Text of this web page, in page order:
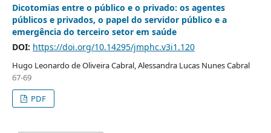
Dicotomias entre o público e o privado: os agentes
públicos e privados, o papel do servidor público e a
emergência do terceiro setor em saúde
DOI: https://doi.org/10.14295/jmphc.v3i1.120
Hugo Leonardo de Oliveira Cabral, Alessandra Lucas Nunes Cabral
67-69
PDF